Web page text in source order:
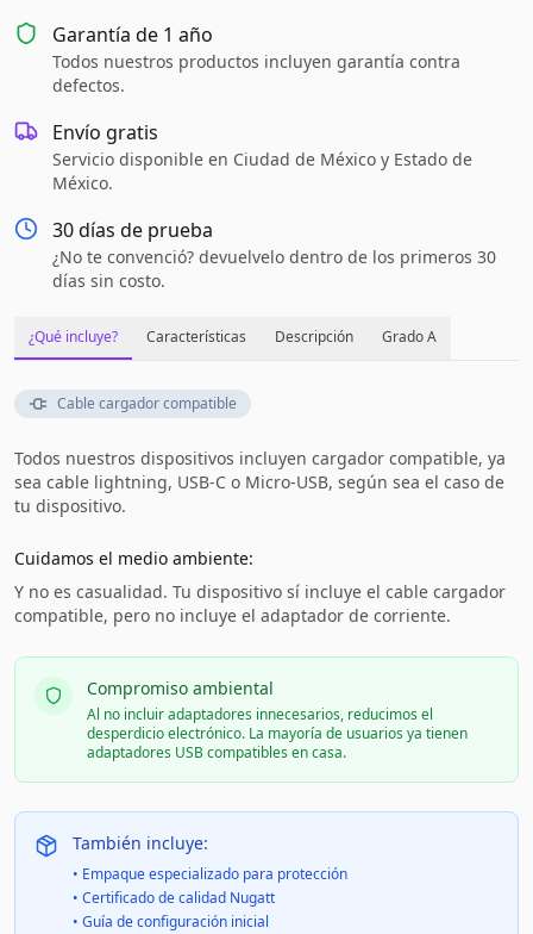
Garantía de 1 año
Todos nuestros productos incluyen garantía contra
defectos.
Envío gratis
Servicio disponible en Ciudad de México y Estado de
México.
30 días de prueba
¿No te convenció? devuelvelo dentro de los primeros 30
días sin costo.
¿Qué incluye? Características Descripción Grado A
Cable cargador compatible
Todos nuestros dispositivos incluyen cargador compatible, ya
sea cable lightning, USB-C o Micro-USB, según sea el caso de
tu dispositivo.
Cuidamos el medio ambiente:
Y no es casualidad. Tu dispositivo sí incluye el cable cargador
compatible, pero no incluye el adaptador de corriente.
Compromiso ambiental
Al no incluir adaptadores innecesarios, reducimos el
desperdicio electrónico. La mayoría de usuarios ya tienen
adaptadores USB compatibles en casa.
También incluye:
• Empaque especializado para protección
• Certificado de calidad Nugatt
• Guía de configuración inicial